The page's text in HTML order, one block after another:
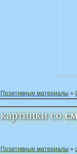
Позитивные материалы »
картинки со
Позитивные материалы »